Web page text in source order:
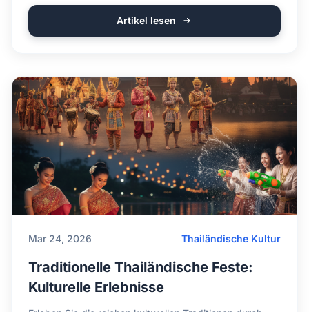
Artikel lesen
Mar 24, 2026 Thailändische Kultur
Traditionelle Thailändische Feste:
Kulturelle Erlebnisse